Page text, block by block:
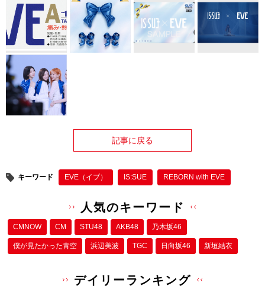
記事に戻る
キーワード EVE（イブ） IS:SUE REBORN with EVE
人気のキーワード
CMNOW CM STU48 AKB48 乃木坂46
僕が⾒たかった⻘空 浜辺美波 TGC 日向坂46 新垣結衣
デイリーランキング